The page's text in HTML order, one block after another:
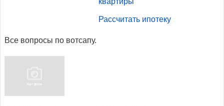
Рассчитать ипотеку
Все вопросы по вотсапу.